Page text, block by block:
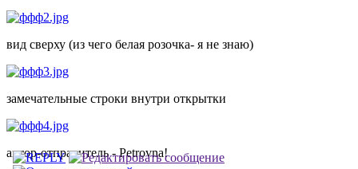
вид сверху (из чего белая розочка- я не знаю)
замечательные строки внутри открытки
автор-отправитель - Petrovna!